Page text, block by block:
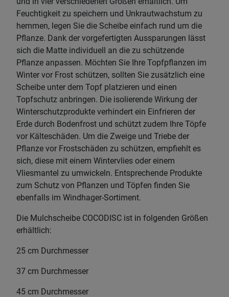
Feuchtigkeit zu speichern und Unkrautwachstum zu
hemmen, legen Sie die Scheibe einfach rund um die
Pflanze. Dank der vorgefertigten Aussparungen lässt
sich die Matte individuell an die zu schützende
Pflanze anpassen. Möchten Sie Ihre Topfpflanzen im
Winter vor Frost schützen, sollten Sie zusätzlich eine
Scheibe unter dem Topf platzieren und einen
Topfschutz anbringen. Die isolierende Wirkung der
Winterschutzprodukte verhindert ein Einfrieren der
Erde durch Bodenfrost und schützt zudem Ihre Töpfe
vor Kälteschäden. Um die Zweige und Triebe der
Pflanze vor Frostschäden zu schützen, empfiehlt es
sich, diese mit einem Wintervlies oder einem
Vliesmantel zu umwickeln. Entsprechende Produkte
zum Schutz von Pflanzen und Töpfen finden Sie
ebenfalls im Windhager-Sortiment.
Die Mulchscheibe COCODISC ist in folgenden Größen
erhältlich:
25 cm Durchmesser
37 cm Durchmesser
45 cm Durchmesser